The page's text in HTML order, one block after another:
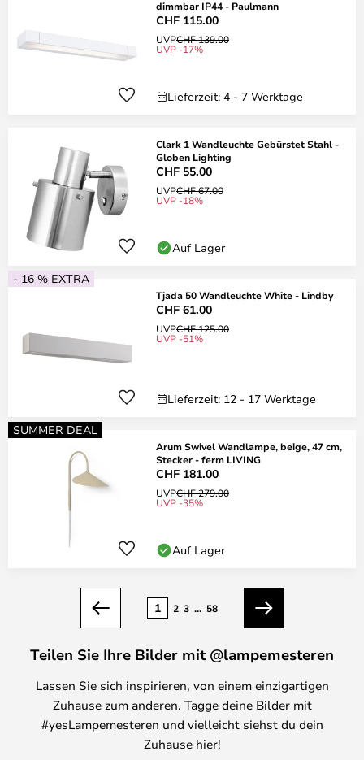
dimmbar IP44 - Paulmann
CHF 115.00
UVPCHF 139.00
UVP -17%
Lieferzeit: 4 - 7 Werktage
Clark 1 Wandleuchte Gebürstet Stahl -
Globen Lighting
CHF 55.00
UVPCHF 67.00
UVP -18%
Auf Lager
- 16 % EXTRA
Tjada 50 Wandleuchte White - Lindby
CHF 61.00
UVPCHF 125.00
UVP -51%
Lieferzeit: 12 - 17 Werktage
SUMMER DEAL
Arum Swivel Wandlampe, beige, 47 cm,
Stecker - ferm LIVING
CHF 181.00
UVPCHF 279.00
UVP -35%
Auf Lager
Zurück
1 2 3 ... 58
Weiter
Teilen Sie Ihre Bilder mit @lampemesteren
Lassen Sie sich inspirieren, von einem einzigartigen
Zuhause zum anderen. Tagge deine Bilder mit
#yesLampemesteren und vielleicht siehst du dein
Zuhause hier!